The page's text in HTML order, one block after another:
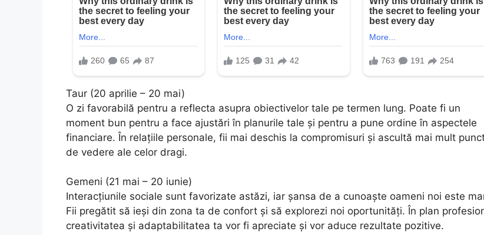
Taur (20 aprilie – 20 mai)
O zi favorabilă pentru a reflecta asupra obiectivelor tale pe termen lung. Poate fi un
moment bun pentru a face ajustări în planurile tale și pentru a pune ordine în aspectele
financiare. În relațiile personale, fii mai deschis la compromisuri și ascultă mai mult
de vedere ale celor dragi.
Gemeni (21 mai – 20 iunie)
Interacțiunile sociale sunt favorizate astăzi, iar șansa de a cunoaște oameni noi este
Fii pregătit să ieși din zona ta de confort și să explorezi noi oportunități. În plan
creativitatea și adaptabilitatea ta vor fi apreciate și vor aduce rezultate pozitive.